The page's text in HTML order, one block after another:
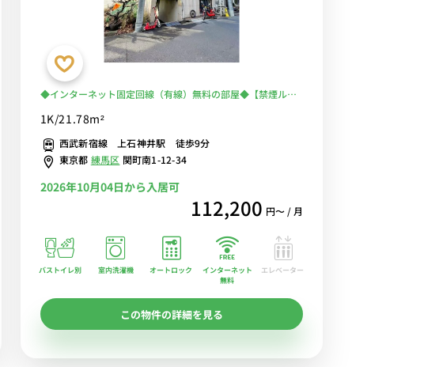
◆インターネット固定回線（有線）無料の部屋◆【禁煙ルー
備♪安心の建物AL＆室内洗濯機あり♪ローテーブル・ソファ
のあるお部屋
1K/21.78m²
西武新宿線 上石神井駅 徒歩9分
東京都 練馬区 関町南1-12-34
2026年10月04日から入居可
112,200 円〜 / 月
バストイレ別 室内洗濯機 オートロック
インターネット
無料
エレベーター
この物件の詳細を見る